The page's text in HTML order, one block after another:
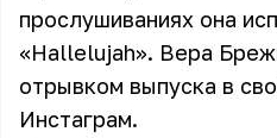
прослушиваниях она
«Hallelujah». Вера
отрывком выпуска в
Инстаграм.